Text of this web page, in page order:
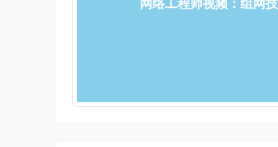
网络工程师视频：组网